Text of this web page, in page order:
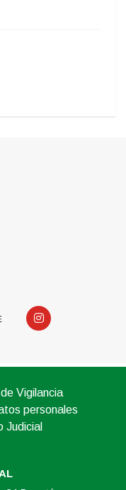
Vigilancia
personales
Judicial